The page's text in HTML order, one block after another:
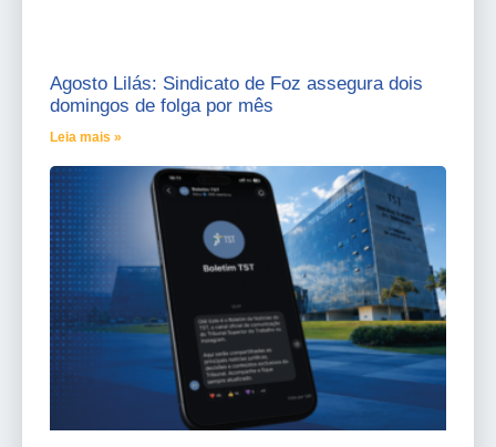
Agosto Lilás: Sindicato de Foz assegura dois
domingos de folga por mês
Leia mais »